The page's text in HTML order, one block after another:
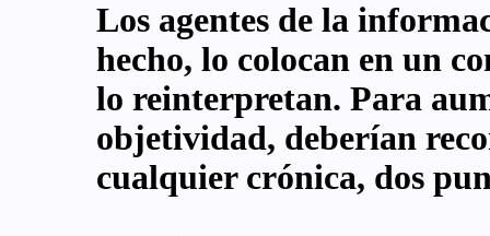
Los agentes de la
hecho, lo colocan en un
lo reinterpretan. Para
objetividad, deberían
cualquier crónica, dos